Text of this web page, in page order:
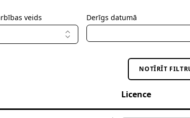
veids
Derīgs datumā
NOTĪRĪT
Licence